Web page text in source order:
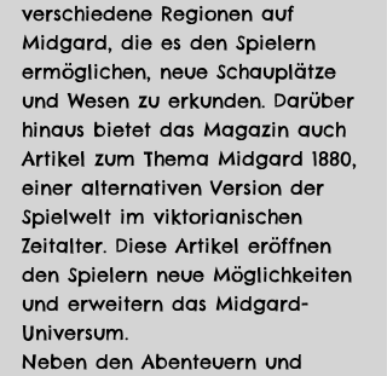
verschiedene Regionen auf
Midgard, die es den Spielern
ermöglichen, neue Schauplätze
und Wesen zu erkunden. Darüber
hinaus bietet das Magazin auch
Artikel zum Thema Midgard 1880,
einer alternativen Version der
Spielwelt im viktorianischen
Zeitalter. Diese Artikel eröffnen
den Spielern neue Möglichkeiten
und erweitern das Midgard-
Universum.
Neben den Abenteuern und